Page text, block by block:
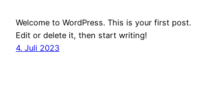
Welcome to WordPress. This is your first post.
Edit or delete it, then start writing!
4. Juli 2023